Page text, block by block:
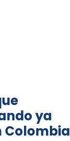
ya
Colombia